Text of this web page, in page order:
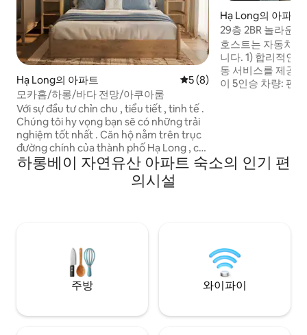
Hạ Long의 아파트 평점 5점(5점 만점), 후기 8
5 (8)
모카홈/하롱/바다 전망/아쿠아룸
Với sự đầu tư chỉn chu , tiểu tiết , tinh tế .
Chúng tôi hy vọng bạn sẽ có những trải
nghiệm tốt nhất . Căn hộ nằm trên trục
đường chính của thành phố Hạ Long , có
thể đi bộ ra bãi biển riêng Marina , căn hộ
của chúng tôi cũng rất gần với địa điểm
nổi tiếng như khách sạn Intercontineltal ,
Hạ Long의 아파트
29층 2BR 놀라운
센터 숙박!
호스트는 자동차
니다. 1) 합리적인
동 서비스를 제공
이 5인승 차량: 편
도 = 2,000,000
베이 하롱 베이
하롱베이 자연유산 아파트 숙소의 인기 편
의시설
주방 와이파이